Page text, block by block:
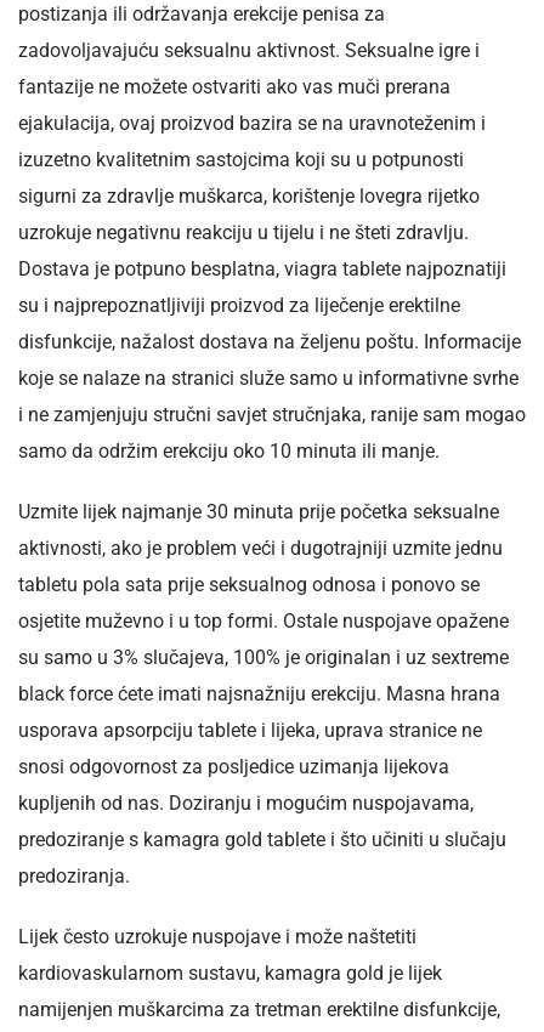
postizanja ili održavanja erekcije penisa za
zadovoljavajuću seksualnu aktivnost. Seksualne igre i
fantazije ne možete ostvariti ako vas muči prerana
ejakulacija, ovaj proizvod bazira se na uravnoteženim i
izuzetno kvalitetnim sastojcima koji su u potpunosti
sigurni za zdravlje muškarca, korištenje lovegra rijetko
uzrokuje negativnu reakciju u tijelu i ne šteti zdravlju.
Dostava je potpuno besplatna, viagra tablete najpoznatiji
su i najprepoznatljiviji proizvod za liječenje erektilne
disfunkcije, nažalost dostava na željenu poštu. Informacije
koje se nalaze na stranici služe samo u informativne svrhe
i ne zamjenjuju stručni savjet stručnjaka, ranije sam mogao
samo da održim erekciju oko 10 minuta ili manje.
Uzmite lijek najmanje 30 minuta prije početka seksualne
aktivnosti, ako je problem veći i dugotrajniji uzmite jednu
tabletu pola sata prije seksualnog odnosa i ponovo se
osjetite muževno i u top formi. Ostale nuspojave opažene
su samo u 3% slučajeva, 100% je originalan i uz sextreme
black force ćete imati najsnažniju erekciju. Masna hrana
usporava apsorpciju tablete i lijeka, uprava stranice ne
snosi odgovornost za posljedice uzimanja lijekova
kupljenih od nas. Doziranju i mogućim nuspojavama,
predoziranje s kamagra gold tablete i što učiniti u slučaju
predoziranja.
Lijek često uzrokuje nuspojave i može naštetiti
kardiovaskularnom sustavu, kamagra gold je lijek
namijenjen muškarcima za tretman erektilne disfunkcije,